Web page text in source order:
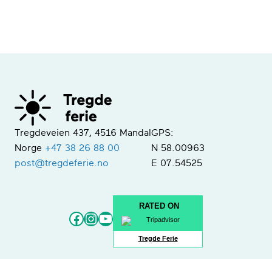
Tregdeveien 437, 4516 Mandal
Norge +47 38 26 88 00
post@tregdeferie.no
GPS:
N 58.00963
E 07.54525
Facebook
Instagram
YouTube
RATED ON
Tregde Ferie